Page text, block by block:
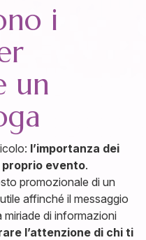
i
un
l’importanza dei
evento.
promozionale di un
affinché il messaggio
di informazioni
l’attenzione di chi ti